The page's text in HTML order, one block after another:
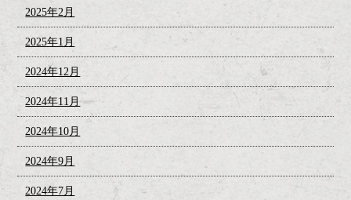
2025年2月
2025年1月
2024年12月
2024年11月
2024年10月
2024年9月
2024年7月